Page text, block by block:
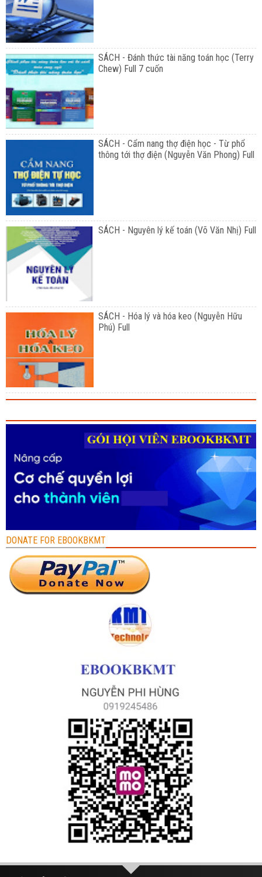
SÁCH - Đánh thức tài năng toán học (Terry
Chew) Full 7 cuốn
SÁCH - Cẩm nang thợ điện học - Từ phổ
thông tới thợ điện (Nguyễn Văn Phong) Full
SÁCH - Nguyên lý kế toán (Võ Văn Nhị) Full
SÁCH - Hóa lý và hóa keo (Nguyễn Hữu
Phú) Full
DONATE FOR EBOOKBKMT